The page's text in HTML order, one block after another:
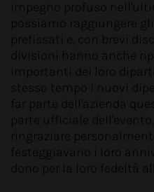
impegno profuso
possiamo raggiungere
prefissati e, con brevi
divisioni hanno anche
importanti dei loro
stesso tempo i nuovi
far parte dell'azienda
parte ufficiale
ringraziare
festeggiavano i loro
dono per la loro fedeltà